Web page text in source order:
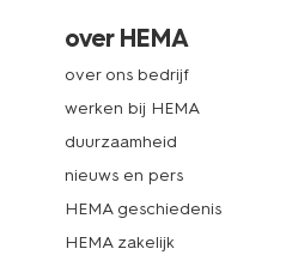
over HEMA
over ons bedrijf
werken bij HEMA
duurzaamheid
nieuws en pers
HEMA geschiedenis
HEMA zakelijk